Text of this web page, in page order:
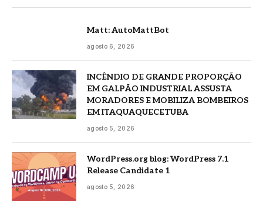
Matt: AutoMattBot
agosto 6, 2026
INCÊNDIO DE GRANDE PROPORÇÃO
EM GALPÃO INDUSTRIAL ASSUSTA
MORADORES E MOBILIZA BOMBEIROS
EM ITAQUAQUECETUBA
agosto 5, 2026
WordPress.org blog: WordPress 7.1
Release Candidate 1
agosto 5, 2026